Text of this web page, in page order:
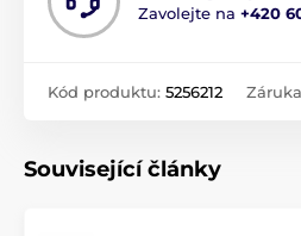
Zavolejte na +420
Kód produktu: 5256212
Související články